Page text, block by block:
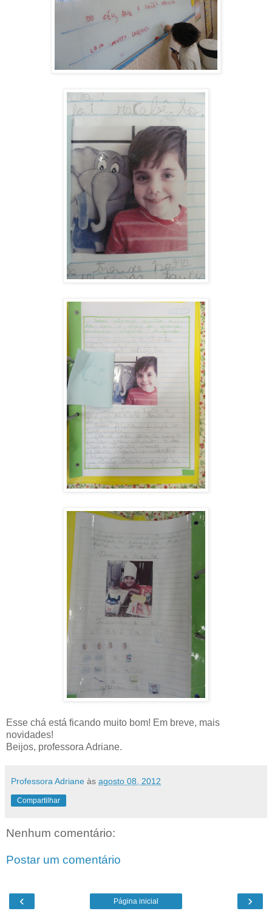
Esse chá está ficando muito bom! Em breve, mais
novidades!
Beijos, professora Adriane.
Professora Adriane às agosto 08, 2012
Compartilhar
Nenhum comentário:
Postar um comentário
‹ ›
Página inicial